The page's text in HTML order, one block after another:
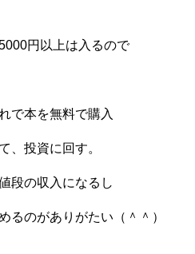
円以上は入るので
で本を無料で購入
、投資に回す。
段の収入になるし
るのがありがたい（＾＾）